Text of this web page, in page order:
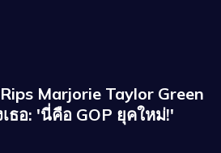
Marjorie Taylor Green
ธอ: 'นี่คือ GOP ยุคใหม่!'